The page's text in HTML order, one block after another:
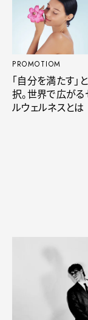
PROMOTIOM
「自分を満たす」
択。世界で広がる
ルウェルネスとは